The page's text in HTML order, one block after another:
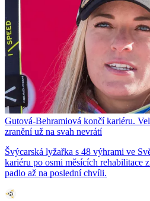
Gutová-Behramiová končí kariéru.
zranění už na svah nevrátí
Švýcarská lyžařka s 48 výhrami ve
kariéru po osmi měsících rehabilitace
padlo až na poslední chvíli.